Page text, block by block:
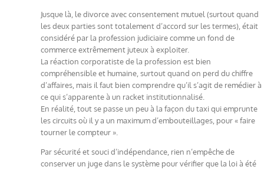
Jusque là, le divorce avec consentement mutuel (surtout quand
les deux parties sont totalement d’accord sur les termes), était
considéré par la profession judiciaire comme un fond de
commerce extrêmement juteux à exploiter.
La réaction corporatiste de la profession est bien
compréhensible et humaine, surtout quand on perd du chiffre
d’affaires, mais il faut bien comprendre qu’il s’agit de remédier à
ce qui s’apparente à un racket institutionnalisé.
En réalité, tout se passe un peu à la façon du taxi qui emprunte
les circuits où il y a un maximum d’embouteillages, pour « faire
tourner le compteur ».
Par sécurité et souci d’indépendance, rien n’empêche de
conserver un juge dans le système pour vérifier que la loi à été